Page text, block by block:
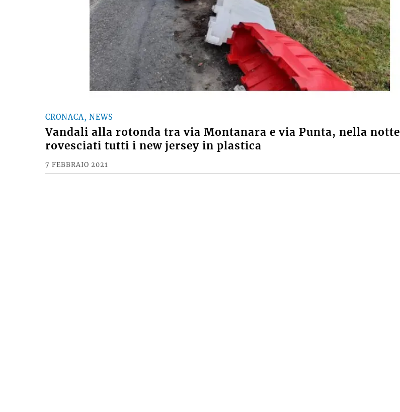
CRONACA, NEWS
Vandali alla rotonda tra via Montanara e via Punta, nella notte
rovesciati tutti i new jersey in plastica
7 FEBBRAIO 2021